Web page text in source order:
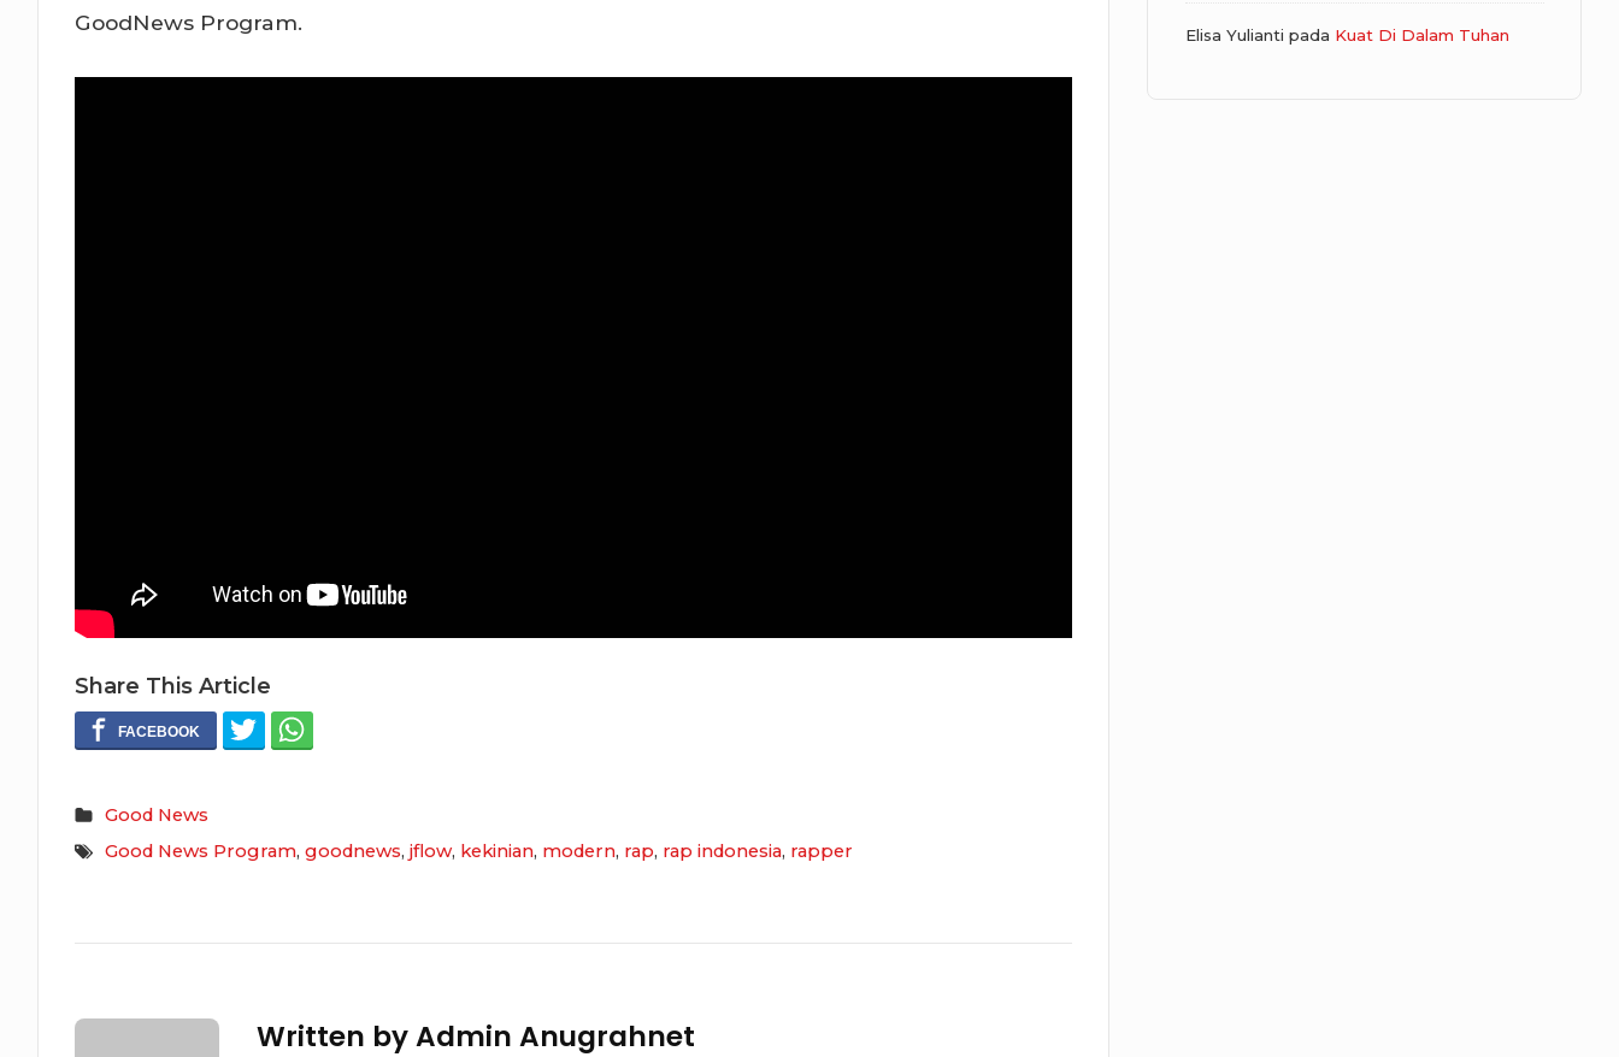
GoodNews Program.
Share This Article
Good News
Good News Program,goodnews,jflow, kekinian, modern, rap, rap indonesia, rapper
Written byAdmin Anugrahnet
Elisa Yulianti pada Kuat Di Dalam Tuhan